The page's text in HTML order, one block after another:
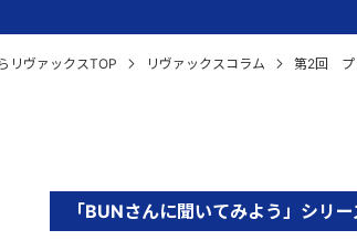
て
リヴァックスTOP リヴァックスコラム 第2回 プ
「BUNさんに聞いてみよう」シリー